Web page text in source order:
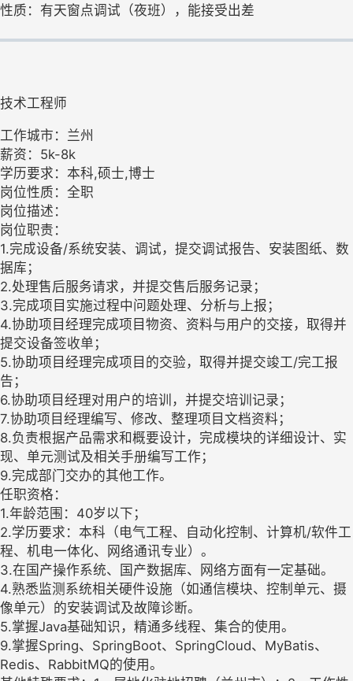
性质：有天窗点调试（夜班），能接受出差
技术工程师
工作城市：兰州
薪资：5k-8k
学历要求：本科,硕士,博士
岗位性质：全职
岗位描述：
岗位职责：
1.完成设备/系统安装、调试，提交调试报告、安装图纸、数
据库；
2.处理售后服务请求，并提交售后服务记录；
3.完成项目实施过程中问题处理、分析与上报；
4.协助项目经理完成项目物资、资料与用户的交接，取得并
提交设备签收单；
5.协助项目经理完成项目的交验，取得并提交竣工/完工报
告；
6.协助项目经理对用户的培训，并提交培训记录；
7.协助项目经理编写、修改、整理项目文档资料；
8.负责根据产品需求和概要设计，完成模块的详细设计、实
现、单元测试及相关手册编写工作；
9.完成部门交办的其他工作。
任职资格：
1.年龄范围：40岁以下；
2.学历要求：本科（电气工程、自动化控制、计算机/软件工
程、机电一体化、网络通讯专业）。
3.在国产操作系统、国产数据库、网络方面有一定基础。
4.熟悉监测系统相关硬件设施（如通信模块、控制单元、摄
像单元）的安装调试及故障诊断。
5.掌握Java基础知识，精通多线程、集合的使用。
9.掌握Spring、SpringBoot、SpringCloud、MyBatis、
Redis、RabbitMQ的使用。